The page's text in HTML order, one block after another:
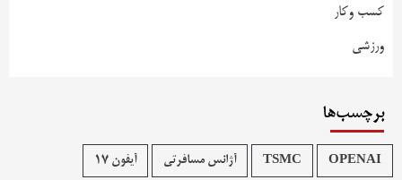
کسب وکار
ورزشی
برچسب‌ها
OPENAI
TSMC آژانس مسافرتی آیفون 17